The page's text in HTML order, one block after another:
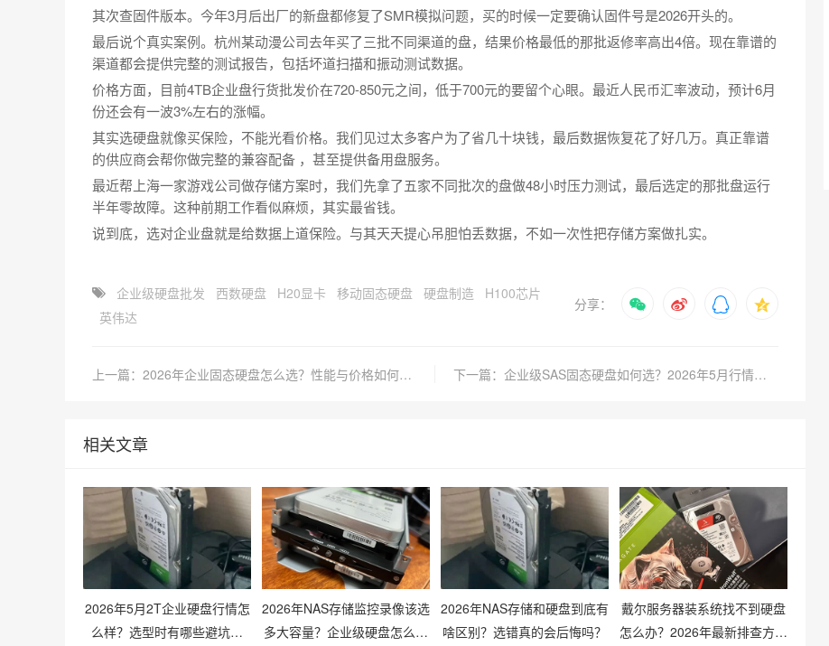
其次查固件版本。今年3月后出厂的新盘都修复了SMR模拟问题，买的时候一定要确认固件号是2026开头的。
最后说个真实案例。杭州某动漫公司去年买了三批不同渠道的盘，结果价格最低的那批返修率高出4倍。现在靠谱的
渠道都会提供完整的测试报告，包括坏道扫描和振动测试数据。
价格方面，目前4TB企业盘行货批发价在720-850元之间，低于700元的要留个心眼。最近人民币汇率波动，预计6月
份还会有一波3%左右的涨幅。
其实选硬盘就像买保险，不能光看价格。我们见过太多客户为了省几十块钱，最后数据恢复花了好几万。真正靠谱
的供应商会帮你做完整的兼容配备 ，甚至提供备用盘服务。
最近帮上海一家游戏公司做存储方案时，我们先拿了五家不同批次的盘做48小时压力测试，最后选定的那批盘运行
半年零故障。这种前期工作看似麻烦，其实最省钱。
说到底，选对企业盘就是给数据上道保险。与其天天提心吊胆怕丢数据，不如一次性把存储方案做扎实。
企业级硬盘批发 西数硬盘 H20显卡 移动固态硬盘 硬盘制造
H100芯片
英伟达
分享：
上一篇：2026年企业固态硬盘怎么选？性能与价格如何平衡？ 下一篇：企业级SAS固态硬盘如何选？2026年5月行情与避坑指南
相关文章
2026年5月2T企业硬盘行情怎
么样？选型时有哪些避坑技
2026年NAS存储监控录像该选
多大容量？企业级硬盘怎么搭
2026年NAS存储和硬盘到底有
啥区别？选错真的会后悔吗？
戴尔服务器装系统找不到硬盘
怎么办？2026年最新排查方法